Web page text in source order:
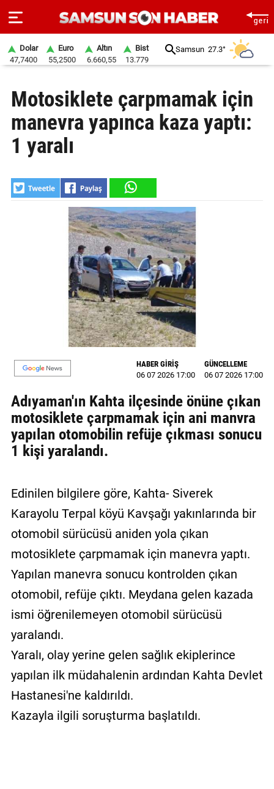
SAYFA
SAMSUN
HABER
GÜNDEM
EKONOMİ
MAGAZİN
YAZARLAR
BİZE
ULAŞIN
Künye
Gizlilik
Politikası
Dolar
47,7400
Euro
55,2500
Altın
6.660,55
Bist
13.779
Samsun 27.3°
Motosiklete çarpmamak için
manevra yapınca kaza yaptı:
1 yaralı
HABER GİRİŞ
06 07 2026 17:00
GÜNCELLEME
06 07 2026 17:00
Adıyaman'ın Kahta ilçesinde önüne çıkan
motosiklete çarpmamak için ani manvra
yapılan otomobilin refüje çıkması sonucu
1 kişi yaralandı.
Edinilen bilgilere göre, Kahta- Siverek
Karayolu Terpal köyü Kavşağı yakınlarında bir
otomobil sürücüsü aniden yola çıkan
motosiklete çarpmamak için manevra yaptı.
Yapılan manevra sonucu kontrolden çıkan
otomobil, refüje çıktı. Meydana gelen kazada
ismi öğrenilemeyen otomobil sürücüsü
yaralandı.
Yaralı, olay yerine gelen sağlık ekiplerince
yapılan ilk müdahalenin ardından Kahta Devlet
Hastanesi'ne kaldırıldı.
Kazayla ilgili soruşturma başlatıldı.